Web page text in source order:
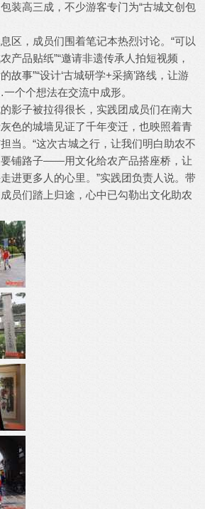
装高三成，不少游客专门为“古城文创包
区，成员们围着笔记本热烈讨论。“可以
产品贴纸”“邀请非遗传承人拍短视频，
故事”“设计‘古城研学+采摘’路线，让游
个个想法在交流中成形。
影子被拉得很长，实践团成员们在南大
色的城墙见证了千年变迁，也映照着青
当。“这次古城之行，让我们明白助农不
要铺路子——用文化给农产品搭座桥，让
进更多人的心里。”实践团负责人说。带
员们踏上归途，心中已勾勒出文化助农